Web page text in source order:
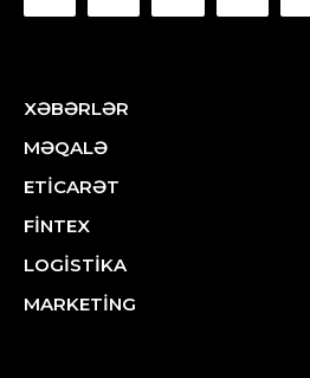
XƏBƏRLƏR
MƏQALƏ
ETİCARƏT
FİNTEX
LOGİSTİKA
MARKETİNG